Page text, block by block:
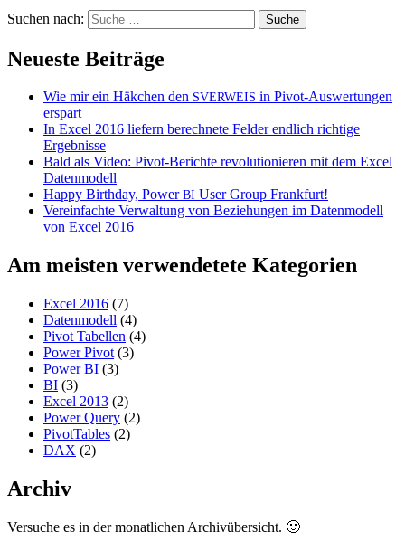
Suchen nach:
Neueste Beiträge
Wie mir ein Häkchen den SVERWEIS in Pivot-Auswertungen
erspart
In Excel 2016 liefern berechnete Felder endlich richtige
Ergebnisse
Bald als Video: Pivot-Berichte revolutionieren mit dem Excel
Datenmodell
Happy Birthday, PowerBI User Group Frankfurt!
Vereinfachte Verwaltung von Beziehungen im Datenmodell
von Excel 2016
Am meisten verwendetete Kategorien
Excel 2016 (7)
Datenmodell (4)
Pivot Tabellen (4)
Power Pivot (3)
Power BI (3)
BI (3)
Excel 2013 (2)
Power Query (2)
PivotTables (2)
DAX (2)
Archiv
Versuche es in der monatlichen Archivübersicht. 🙂